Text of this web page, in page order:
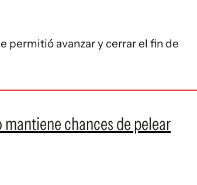
permitió avanzar y cerrar el fin de
chances de pelear